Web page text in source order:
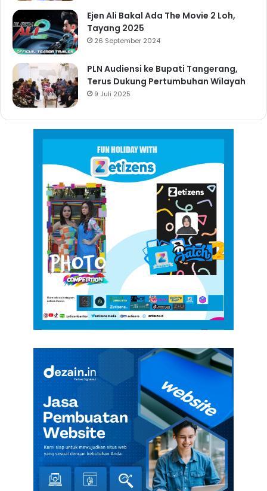
Ejen Ali Bakal Ada The Movie 2 Loh,
Tayang 2025
26 September 2024
PLN Audiensi ke Bupati Tangerang,
Terus Dukung Pertumbuhan Wilayah
9 Juli 2025